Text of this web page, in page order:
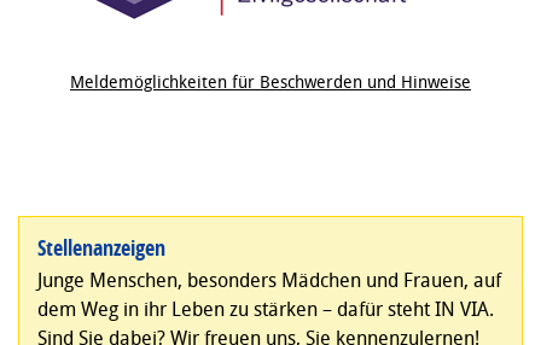
Meldemöglichkeiten für Beschwerden und Hinweise
Stellenanzeigen
Junge Menschen, besonders Mädchen und Frauen, auf
dem Weg in ihr Leben zu stärken – dafür steht IN VIA.
Sind Sie dabei? Wir freuen uns, Sie kennenzulernen!